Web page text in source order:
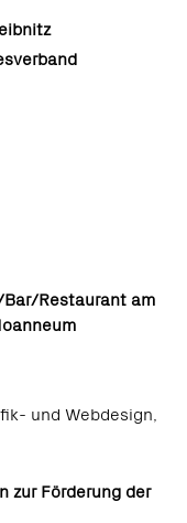
Restaurant am
und Webdesign,
zur Förderung der